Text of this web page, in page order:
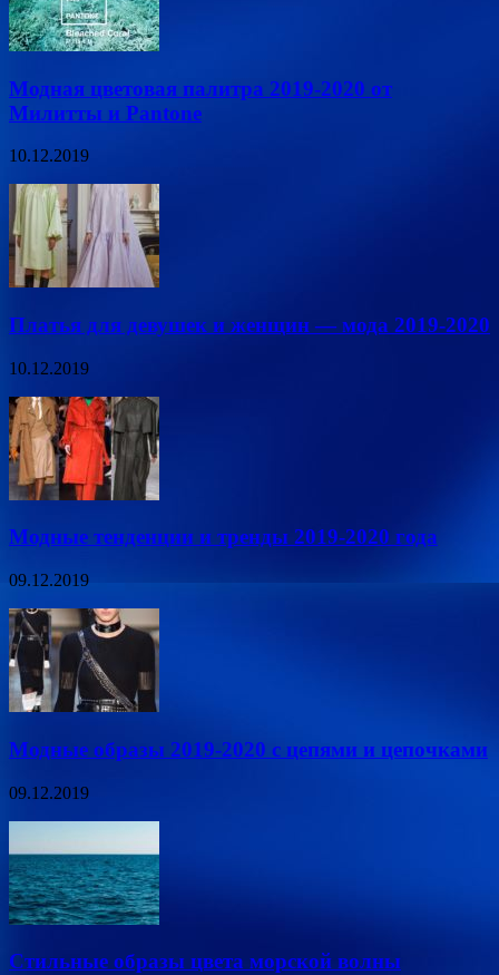
Модная цветовая палитра 2019-2020 от
Милитты и Pantone
10.12.2019
Платья для девушек и женщин — мода 2019-2020
10.12.2019
Модные тенденции и тренды 2019-2020 года
09.12.2019
Модные образы 2019-2020 с цепями и цепочками
09.12.2019
Стильные образы цвета морской волны